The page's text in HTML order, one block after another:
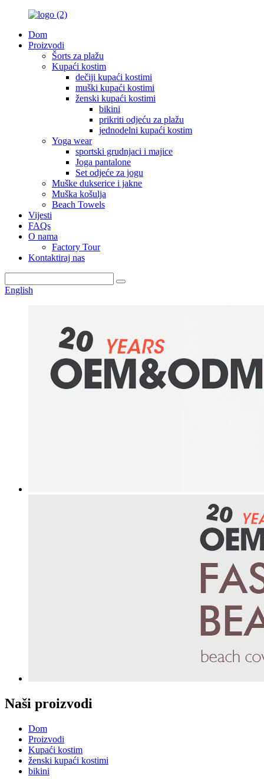
Dom
Proizvodi
Šorts za plažu
Kupaći kostim
dečiji kupaći kostimi
muški kupaći kostimi
ženski kupaći kostimi
bikini
prikriti odjeću za plažu
jednodelni kupaći kostim
Yoga wear
sportski grudnjaci i majice
Joga pantalone
Set odjeće za jogu
Muške dukserice i jakne
Muška košulja
Beach Towels
Vijesti
FAQs
O nama
Factory Tour
Kontaktiraj nas
English
Naši proizvodi
Dom
Proizvodi
Kupaći kostim
ženski kupaći kostimi
bikini